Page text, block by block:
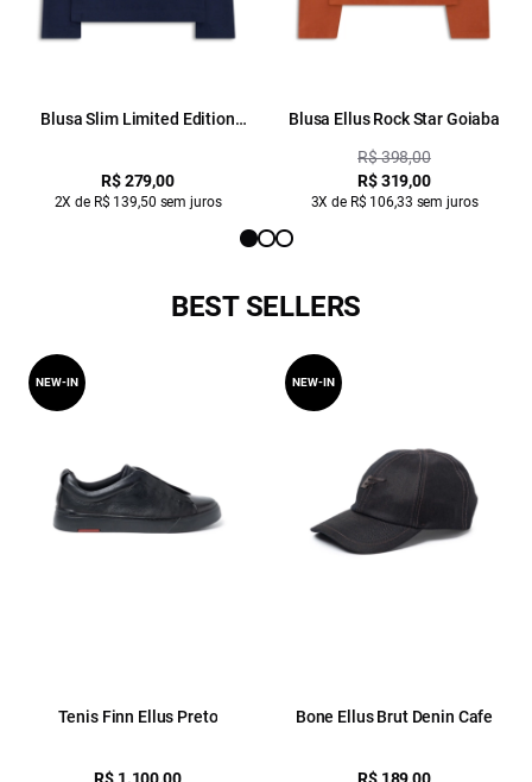
Blusa Slim Limited Edition
R$ 279,00
2X de R$ 139,50 sem juros
Blusa Ellus Rock Star Goiaba
R$ 398,00
R$ 319,00
3X de R$ 106,33 sem juros
BEST SELLERS
Tenis Finn Ellus Preto
NEW-IN
Bone Ellus Brut Denin Cafe
NEW-IN